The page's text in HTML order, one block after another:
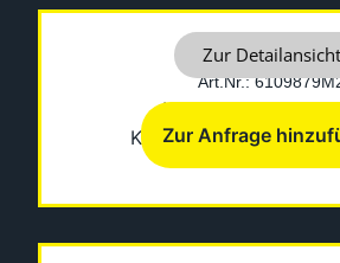
AUFKLEBER
Art.Nr.:
Hersteller: Fermec-
Kategorien: Diverses,
Zur Detailansicht
Zur Anfrage